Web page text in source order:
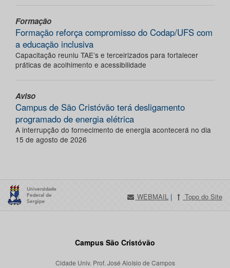
Formação
Formação reforça compromisso do Codap/UFS com
a educação inclusiva
Capacitação reuniu TAE’s e terceirizados para fortalecer
práticas de acolhimento e acessibilidade
Aviso
Campus de São Cristóvão terá desligamento
programado de energia elétrica
A interrupção do fornecimento de energia acontecerá no dia
15 de agosto de 2026
WEBMAIL | Topo do Site
Campus São Cristóvão
Cidade Univ. Prof. José Aloísio de Campos